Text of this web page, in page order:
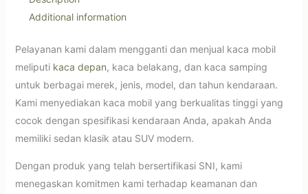
Additional information
Pelayanan kami dalam mengganti dan menjual kaca mobil
meliputi kaca depan, kaca belakang, dan kaca samping
untuk berbagai merek, jenis, model, dan tahun kendaraan.
Kami menyediakan kaca mobil yang berkualitas tinggi yang
cocok dengan spesifikasi kendaraan Anda, apakah Anda
memiliki sedan klasik atau SUV modern.
Dengan produk yang telah bersertifikasi SNI, kami
menegaskan komitmen kami terhadap keamanan dan